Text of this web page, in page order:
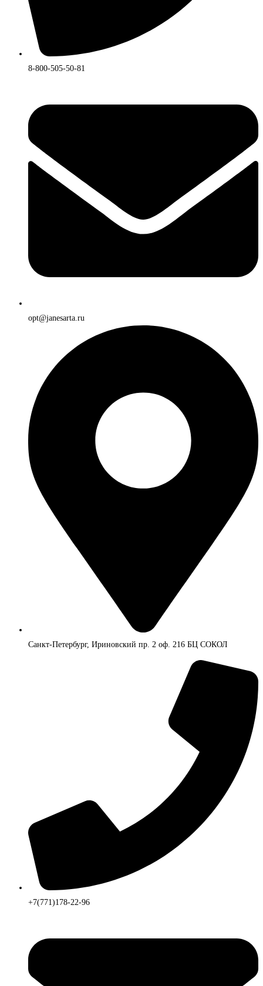
8-800-505-50-81
opt@janesarta.ru
Санкт-Петербург, Ириновский пр. 2 оф. 216 БЦ СОКОЛ
+7(771)178-22-96